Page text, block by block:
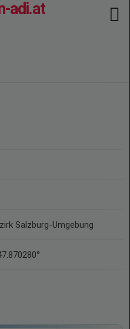
Salzburg-Umgebung